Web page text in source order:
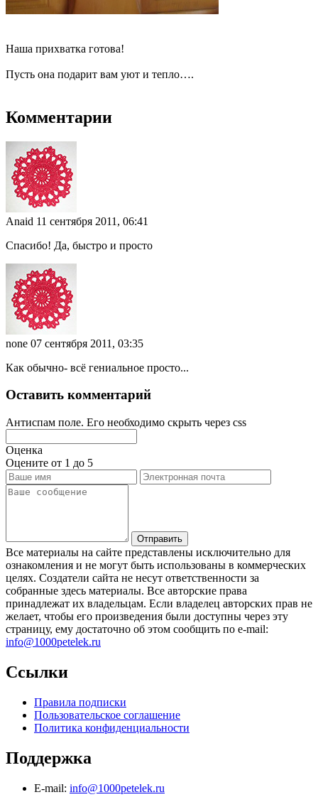
Наша прихватка готова!
Пусть она подарит вам уют и тепло….
Комментарии
Anaid 11 сентября 2011, 06:41
Спасибо! Да, быстро и просто
none 07 сентября 2011, 03:35
Как обычно- всё гениальное просто...
Оставить комментарий
Антиспам поле. Его необходимо скрыть через css
Оценка
Оцените от 1 до 5
Все материалы на сайте представлены исключительно для
ознакомления и не могут быть использованы в коммерческих
целях. Создатели сайта не несут ответственности за
собранные здесь материалы. Все авторские права
принадлежат их владельцам. Если владелец авторских прав не
желает, чтобы его произведения были доступны через эту
страницу, ему достаточно об этом сообщить по e-mail:
info@1000petelek.ru
Ссылки
Правила подписки
Пользовательское соглашение
Политика конфиденциальности
Поддержка
E-mail: info@1000petelek.ru